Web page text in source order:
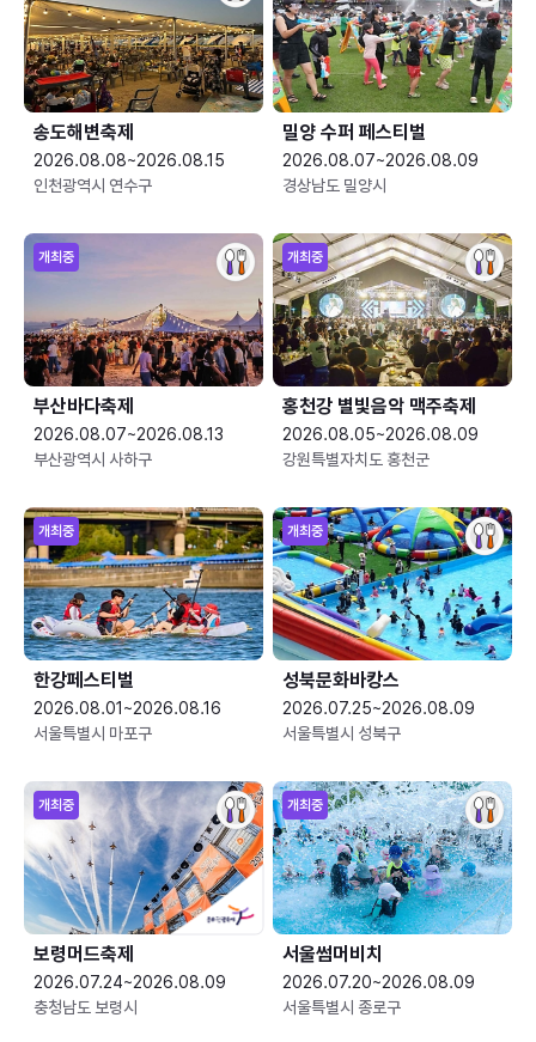
송도해변축제
2026.08.08~2026.08.15
인천광역시 연수구
밀양 수퍼 페스티벌
2026.08.07~2026.08.09
경상남도 밀양시
개최중
부산바다축제
2026.08.07~2026.08.13
부산광역시 사하구
개최중
홍천강 별빛음악 맥주축제
2026.08.05~2026.08.09
강원특별자치도 홍천군
개최중
한강페스티벌
2026.08.01~2026.08.16
서울특별시 마포구
개최중
성북문화바캉스
2026.07.25~2026.08.09
서울특별시 성북구
개최중
보령머드축제
2026.07.24~2026.08.09
충청남도 보령시
개최중
서울썸머비치
2026.07.20~2026.08.09
서울특별시 종로구